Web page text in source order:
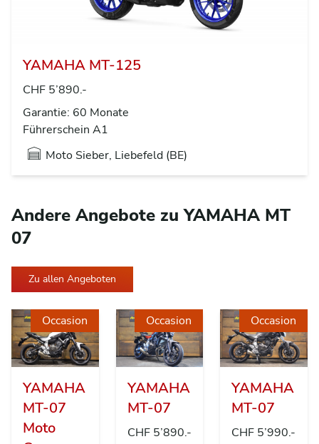
YAMAHA MT-125
CHF 5’890.-
Garantie: 60 Monate
Führerschein A1
Moto Sieber, Liebefeld (BE)
Andere Angebote zu YAMAHA MT
07
Zu allen Angeboten
Occasion
YAMAHA
MT-07
Moto
Occasion
YAMAHA
MT-07
CHF 5’890.-
Occasion
YAMAHA
MT-07
CHF 5’990.-